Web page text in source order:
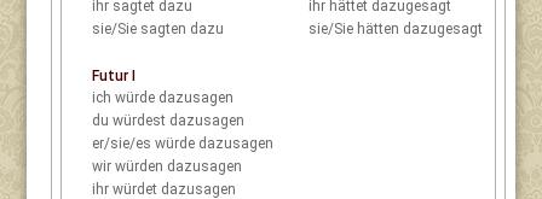
ihr sagtet dazu
sie/Sie sagten dazu
ihr hättet dazugesagt
sie/Sie hätten dazugesagt
Futur I
ich würde dazusagen
du würdest dazusagen
er/sie/es würde dazusagen
wir würden dazusagen
ihr würdet dazusagen